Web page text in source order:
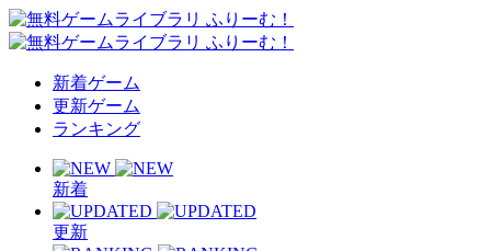
新着ゲーム
更新ゲーム
ランキング
新着
更新